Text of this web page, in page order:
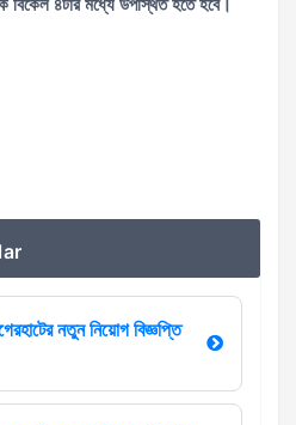
নতুন নিয়োগ বিজ্ঞপ্তি